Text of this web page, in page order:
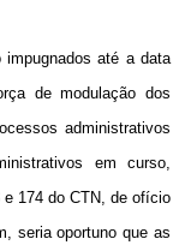
impugnados até a data
de modulação dos
administrativos
em curso,
174 do CTN, de ofício
seria oportuno que as